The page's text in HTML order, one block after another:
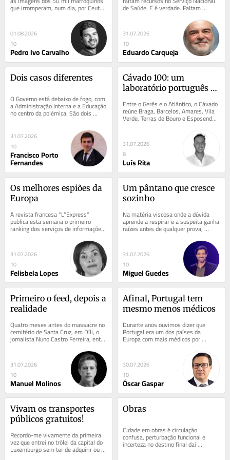
que irromperam, num dia, por Ceuta.
É o equivalente a um Estádio do
01.08.2026
10
Pedro Ivo Carvalho
de Saúde. E é verdade. Faltam
31.07.2026
10
Eduardo Carqueja
Dois casos diferentes
O Governo está debaixo de fogo, com
a Administração Interna e a Educação
no centro da polémica. São dois
casos distintos e diferem tanto na...
31.07.2026
10
Francisco Porto
Fernandes
Cávado 100: um
laboratório português
saudável
Entre o Gerês e o Atlântico, o Cávado
reúne Braga, Barcelos, Amares, Vila
Verde, Terras de Bouro e Esposende.
No triénio 2022-2024, registou a...
31.07.2026
8
Luís Rita
Os melhores espiões da
Europa
A revista francesa "L"Express"
publica esta semana o primeiro
ranking dos serviços de informações
europeus com base na avaliação...
31.07.2026
10
Felisbela Lopes
Um pântano que cresce
sozinho
Na matéria viscosa onde a dúvida
aprende a respirar e a suspeita ganha
raízes antes de qualquer prova,
aprende-se que a política não vive
31.07.2026
10
Miguel Guedes
Primeiro o feed, depois a
realidade
Quatro meses antes do massacre no
cemitério de Santa Cruz, em Díli, o
jornalista Nuno Castro Ferreira, então
ao serviço da Rádio Press, foi...
31.07.2026
10
Manuel Molinos
Afinal, Portugal tem
mesmo menos médicos
Durante anos ouvimos dizer que
Portugal era um dos países da
Europa com mais médicos por
habitante e essa narrativa
alimentava o diagnóstico de que...
30.07.2026
10
Óscar Gaspar
Vivam os transportes
públicos gratuitos!
Recordo-me vivamente da primeira
vez que entrei no trólei da capital do
Luxemburgo sem ter de adquirir ou
sequer validar bilhete: uma
Obras
Cidade em obras é circulação
confusa, perturbação funcional e
incerteza no destino final daí